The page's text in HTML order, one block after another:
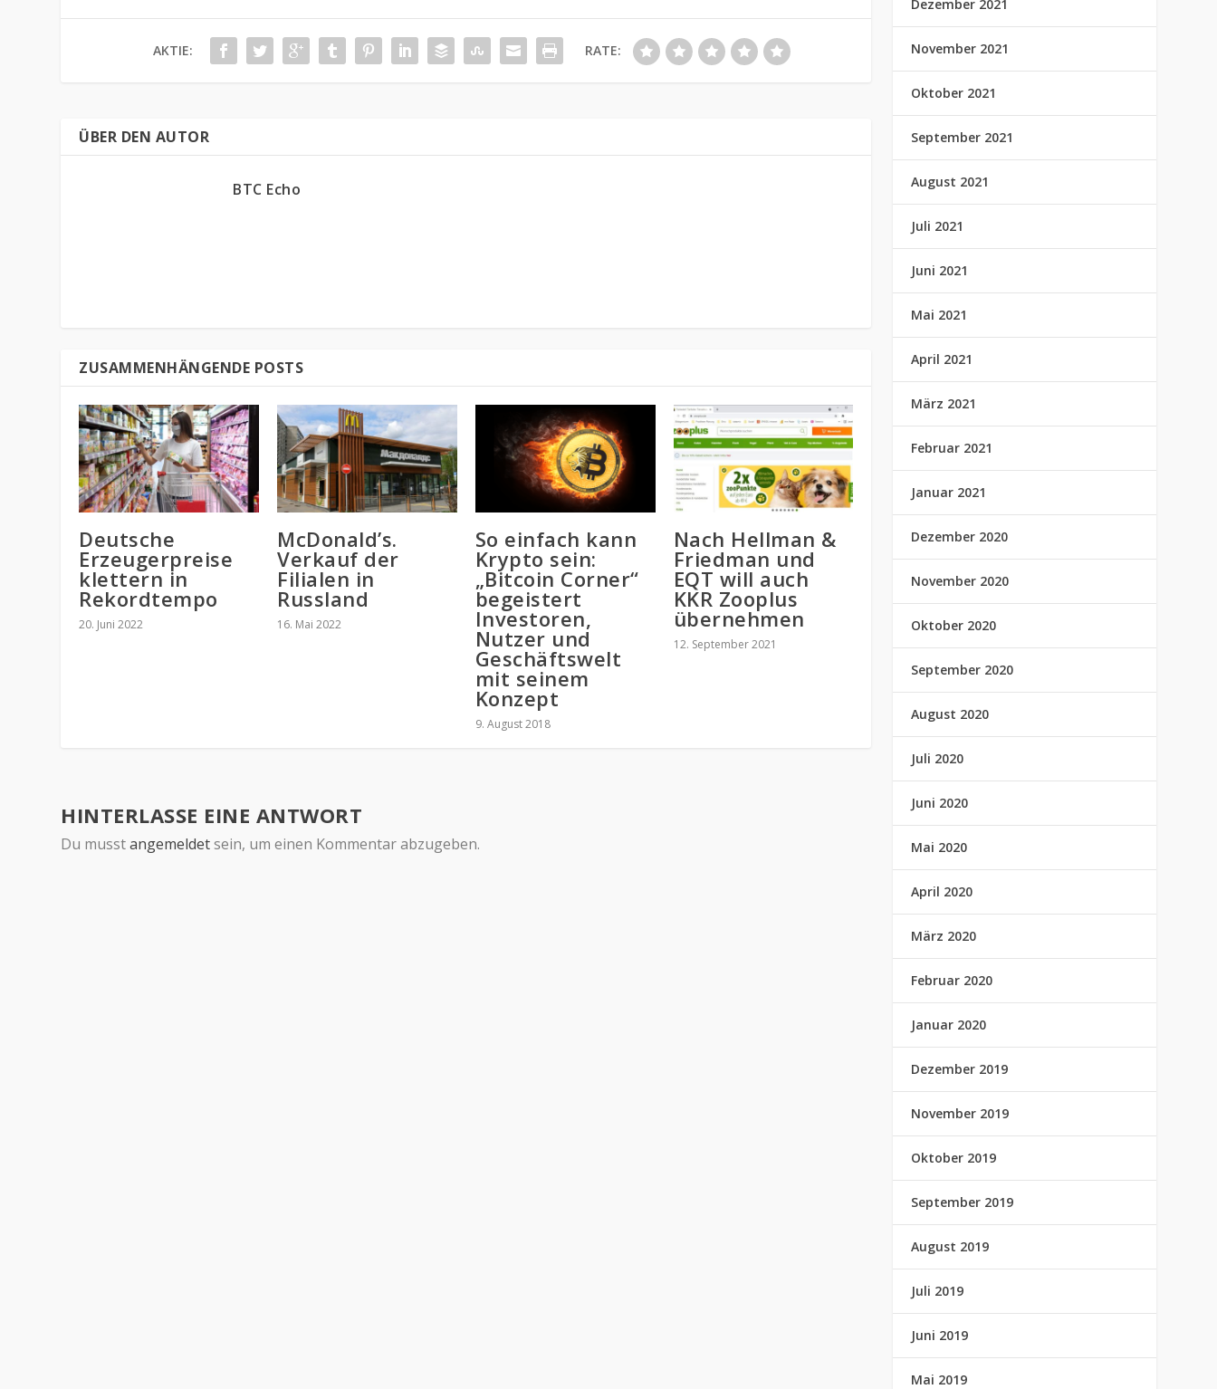
AKTIE: RATE:
ÜBER DEN AUTOR
BTC Echo
ZUSAMMENHÄNGENDE POSTS
Deutsche
Erzeugerpreise
klettern in
Rekordtempo
20. Juni 2022
McDonald’s.
Verkauf der
Filialen in
Russland
16. Mai 2022
So einfach kann
Krypto sein:
„Bitcoin Corner“
begeistert
Investoren,
Nutzer und
Geschäftswelt
mit seinem
Konzept
9. August 2018
Nach Hellman &
Friedman und
EQT will auch
KKR Zooplus
übernehmen
12. September 2021
HINTERLASSE EINE ANTWORT
Du musstangemeldetsein, um einen Kommentar abzugeben.
Dezember 2021
November 2021
Oktober 2021
September 2021
August 2021
Juli 2021
Juni 2021
Mai 2021
April 2021
März 2021
Februar 2021
Januar 2021
Dezember 2020
November 2020
Oktober 2020
September 2020
August 2020
Juli 2020
Juni 2020
Mai 2020
April 2020
März 2020
Februar 2020
Januar 2020
Dezember 2019
November 2019
Oktober 2019
September 2019
August 2019
Juli 2019
Juni 2019
Mai 2019